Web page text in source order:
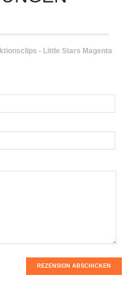
- Little Stars Magenta
REZENSION ABSCHICKEN